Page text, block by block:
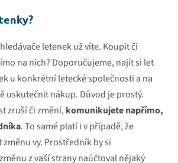
letenek už víte. Koupit či
na nich? Doporučujeme, najít si let
u konkrétní letecké společnosti a na
uskutečnit nákup. Důvod je prostý.
zruší či změní, komunikujete napřímo,
. To samé platí i v případě, že
vy. Prostředník by si
z vaší strany naúčtoval nějaký